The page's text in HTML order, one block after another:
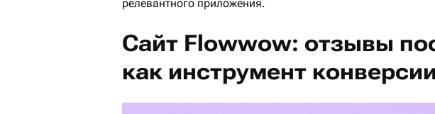
релевантного приложения.
Сайт Flowwow: отзывы
как инструмент